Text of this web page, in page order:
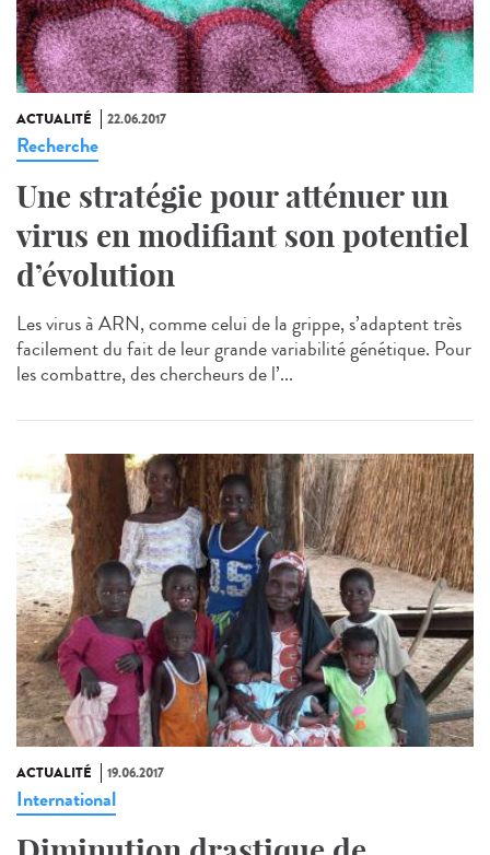
ACTUALITÉ 22.06.2017
Recherche
Une stratégie pour atténuer un
virus en modifiant son potentiel
d’évolution
Les virus à ARN, comme celui de la grippe, s’adaptent très
facilement du fait de leur grande variabilité génétique. Pour
les combattre, des chercheurs de l’...
ACTUALITÉ 19.06.2017
International